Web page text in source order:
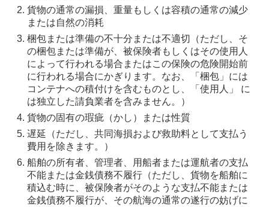
貨物の通常の漏損、重量もしくは容積の通常の減少
または自然の消耗
梱包または準備の不十分または不適切（ただし、そ
の梱包または準備が、被保険者もしくはその使用人
によって行われる場合またはこの保険の危険開始前
に行われる場合にかぎります。なお、「梱包」には
コンテナへの積付けを含むものとし、「使用人」 に
は独立した請負業者を含みません。）
貨物の固有の瑕疵（かし）または性質
遅延（ただし、共同海損および救助料として支払う
費用を除きます。）
船舶の所有者、管理者、用船者または運航者の支払
不能または金銭債務不履行（ただし、貨物を船舶に
積込む時に、被保険者がそのような支払不能または
金銭債務不履行が、その航海の通常の遂行の妨げに